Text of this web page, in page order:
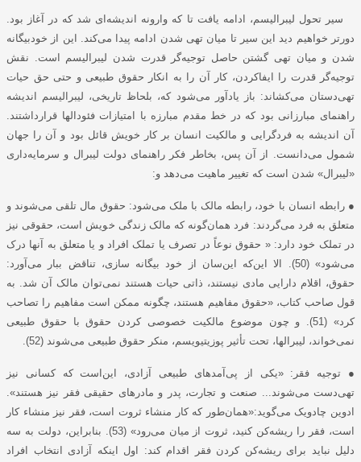
سیر تحول لیبرالیسم، ادامه یافت تا که وارونه اندیشه‌ای شد که در آغاز بود.
دورتر خواهیم دید این سیر تا میان تهی شدن ادامه پیدا می‌کند. این از خودبیگانه
شدن و میان تهی‌‌ گشتن حاصل توجیه‌گر قدرت شدن لیبرالیسم است. نقش
توجیه‌گر قدرت را ایفاکردن، کار آن را به انکار حقوق طبیعی و حتی حق حیات
تهی‌دستان می‌کشاند: باز یادآور می‌شود که، بلحاظ تاریخی، لیبرالیسم اندیشه
راهنمای مبارزانی بود که در خط مقدم مبارزه با امتیازات فئودالها قرارداشتند.
آن اندیشه به فردگرایی و مالکیت انسان بر کار خویش قائل بود و آن را جهان
شمول می‌دانست. از آن پس، بخاطر فکر راهنمای دولت لیبرال و سرمایه‌داری
«لیبرال» شدن است که تغییر ماهیت می‌دهد و:
● رابطه انسان با خود، رابطه مالک با ملک می‌شود: حقوق مال تلقی می‌شوند و
متعلق به فرد می‌گردند: فرد همان‌گونه که مالک زندگی خویش است، حقوقی نیز
در تملک خود دارد: « حقوق نوعاً در تصرف یا تملک افراد و یا متعلق به آنها درک
می‌شود» (50). الا این‌که این‌سان از خود بیگانه سازی، تناقض ببار می‌آورد:
حقوق، اقلام دارایی مادی نیستند، ذاتی حیات هستند نمی‌توان مالک آن شد. به
قول صاحب کتاب، «حقوق مفاهیم هستند، چگونه ممکن است مفاهیم را تصاحب
کرد» (51). و چون موضوع مالکیت خصوصی کردن حقوق با حقوق طبیعی
نمی‌خواند، لیبرالها، تحت تأثیر پوزیتیویسم، منکر حقوق طبیعی می‌شوند (52).
● توجیه فقر: «یکی از پی‌آمدهای طبیعی آزادی، این‌است که کسانی نیز
تهی‌دست می‌شوند... صنعت و تجارت، پدر و مادرهای حقیقی فقر نیز هستند».
ادوین چادویک می‌گوید:«همان‌طور که کار منشاء ثروت است، فقر نیز منشاء کار
است، فقر را ریشه‌کن کنید، ثروت از میان می‌رود» (53). بنابراین، دولت به سه
دلیل نباید برای ریشه‌کن کردن فقر اقدام کند: اول اینکه آزادی انتخاب افراد